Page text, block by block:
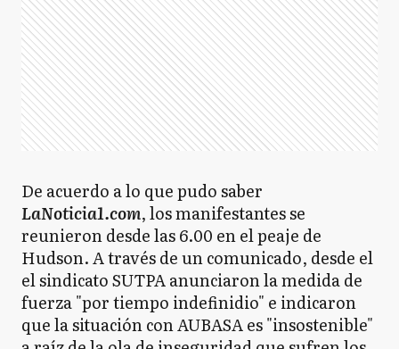
De acuerdo a lo que pudo saber
LaNoticia1.com, los manifestantes se
reunieron desde las 6.00 en el peaje de
Hudson. A través de un comunicado, desde el
el sindicato SUTPA anunciaron la medida de
fuerza "por tiempo indefinidio" e indicaron
que la situación con AUBASA es "insostenible"